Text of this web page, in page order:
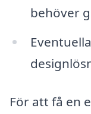
behöver
För att få en